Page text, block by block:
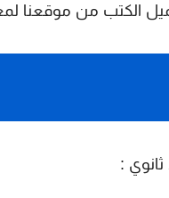
الكتب من موقعنا